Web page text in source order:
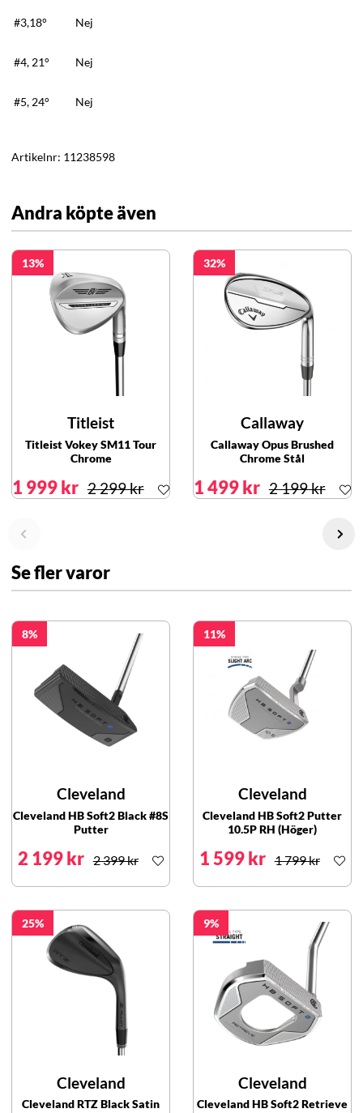
#3,18° Nej
#4, 21° Nej
#5, 24° Nej
Artikelnr: 11238598
Andra köpte även
13
Titleist
Titleist Vokey SM11 Tour
Chrome
1 999 kr 2 299 kr
32
Callaway
Callaway Opus Brushed
Chrome Stål
1 499 kr 2 199 kr
Se fler varor
8
Cleveland
Cleveland HB Soft2 Black #8S
Putter
2 199 kr 2 399 kr
11
Cleveland
Cleveland HB Soft2 Putter
10.5P RH (Höger)
1 599 kr 1 799 kr
25
Cleveland
Cleveland RTZ Black Satin
9
Cleveland
Cleveland HB Soft2 Retrieve